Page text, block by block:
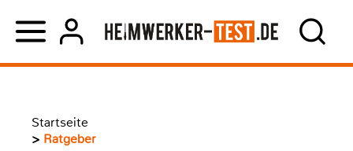
Startseite
> Ratgeber